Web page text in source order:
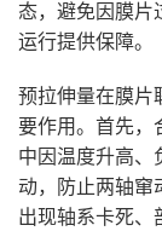
态，避免因膜片
运行提供保障。
预拉伸量在膜片
要作用。首先，
中因温度升高、
动，防止两轴窜
出现轴系卡死、